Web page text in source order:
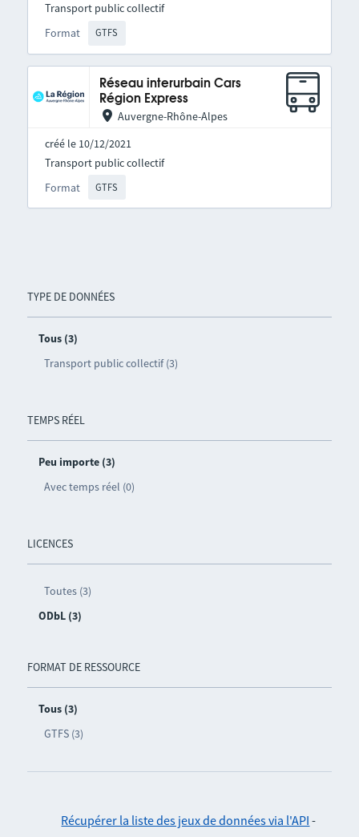
TYPE DE DONNÉES
Tous (3)
Transport public collectif (3)
TEMPS RÉEL
Peu importe (3)
Avec temps réel (0)
LICENCES
Toutes (3)
ODbL (3)
FORMAT DE RESSOURCE
Tous (3)
GTFS (3)
Format GTFS
Transport public collectif
Réseau interurbain Cars
Région Express
Auvergne-Rhône-Alpes
créé le 10/12/2021
Format GTFS
Transport public collectif
Récupérer la liste des jeux de données via l'API -